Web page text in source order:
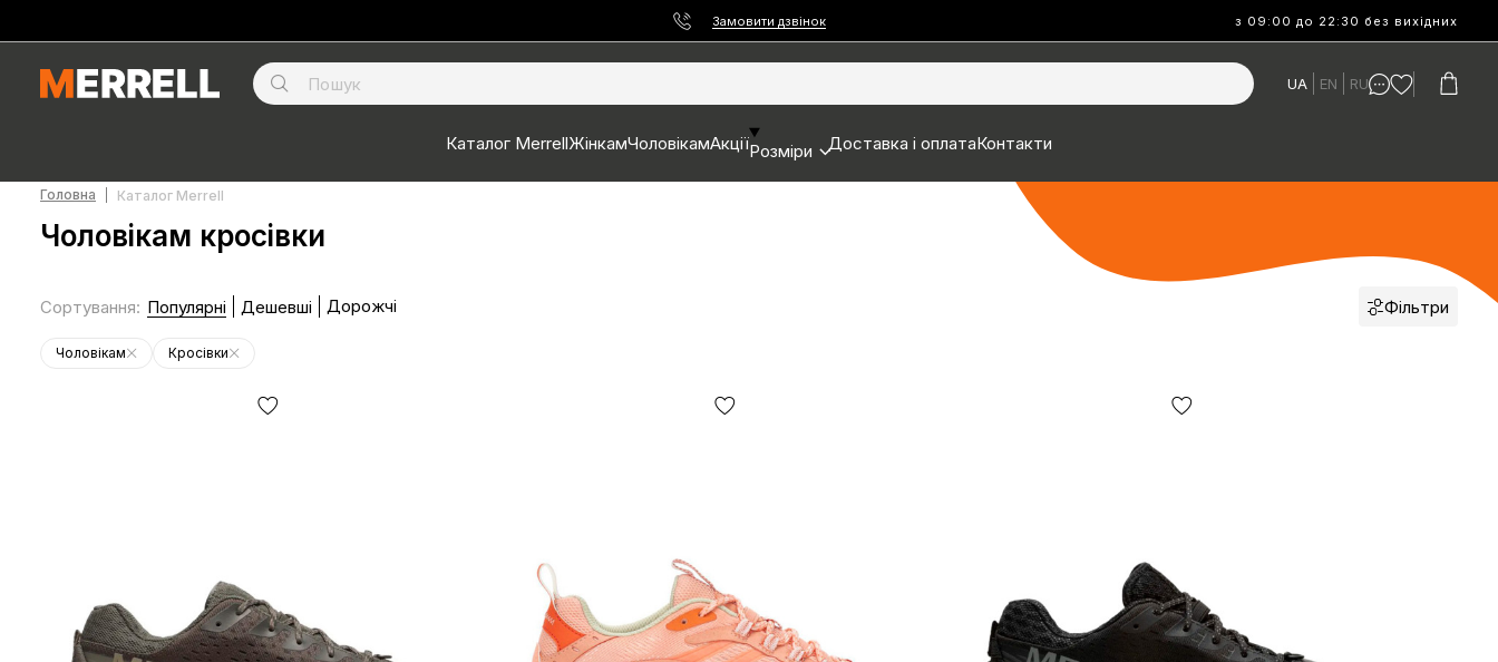
Замовити дзвінок з 09:00 до 22:30 без вихідних
UA EN RU
Каталог MerrellЖінкамЧоловікамАкціїРозміри Доставка і оплатаКонтакти
Головна Каталог Merrell
Чоловікам кросівки
Сортування: Популярні Дешевші Дорожчі Фільтри
Чоловікам Кросівки